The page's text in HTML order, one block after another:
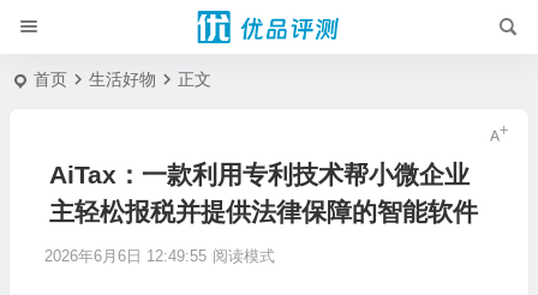
首页 生活好物 正文
AiTax：一款利用专利技术帮小微企业
主轻松报税并提供法律保障的智能软件
2026年6月6日 12:49:55 阅读模式